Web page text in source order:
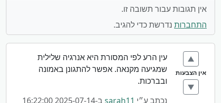
אין תגובות עבור תשובה זו.
התחברות נדרשת כדי להגיב.
▲
אין הצבעות
▼
עין הרע לפי המסורת היא אנרגיה שלילית
שמגיעה מקנאה. אפשר להתגונן באמונה
ובברכות.
נכתב ע״י sarah11 ב-2025-07-14 16:22:00